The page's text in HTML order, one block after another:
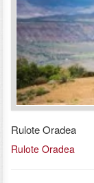
Rulote Oradea
Rulote Oradea